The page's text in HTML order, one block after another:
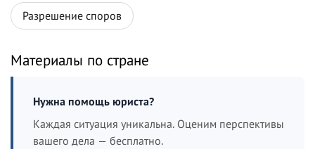
Разрешение споров
Материалы по стране
Нужна помощь юриста?
Каждая ситуация уникальна. Оценим перспективы
вашего дела — бесплатно.